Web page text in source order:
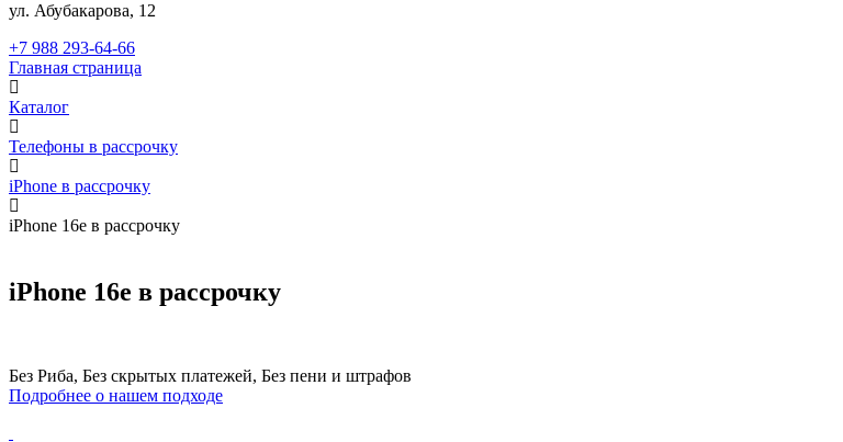
ул. Абубакарова, 12
+7 988 293-64-66
Главная страница
Каталог
Телефоны в рассрочку
iPhone в рассрочку
iPhone 16e в рассрочку
iPhone 16e в рассрочку
Без Риба, Без скрытых платежей, Без пени и штрафов
Подробнее о нашем подходе